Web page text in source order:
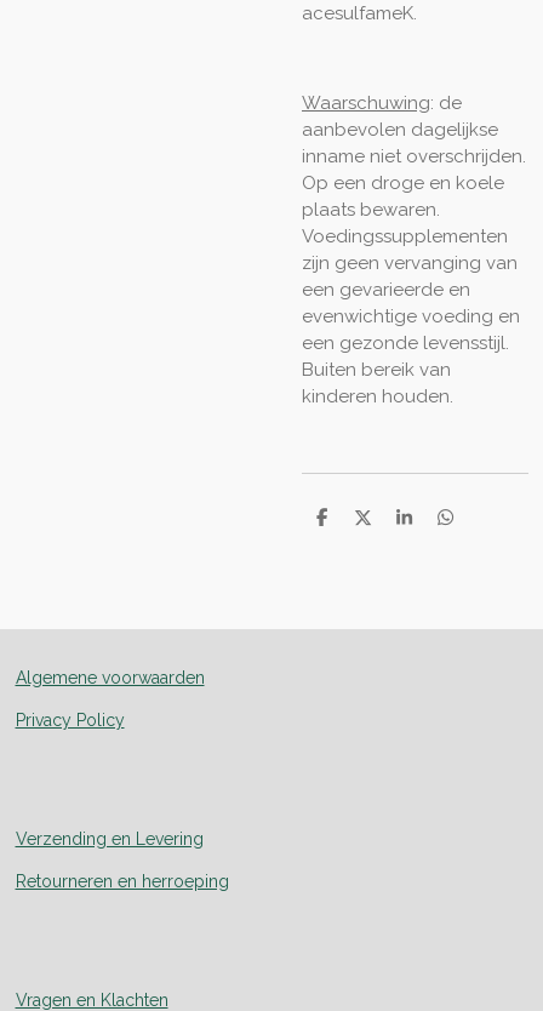
acesulfameK.
Waarschuwing: de
aanbevolen dagelijkse
inname niet overschrijden.
Op een droge en koele
plaats bewaren.
Voedingssupplementen
zijn geen vervanging van
een gevarieerde en
evenwichtige voeding en
een gezonde levensstijl.
Buiten bereik van
kinderen houden.
D
D
S
D
Algemene voorwaarden
Privacy Policy
Verzending en Levering
Retourneren en herroeping
Vragen en Klachten